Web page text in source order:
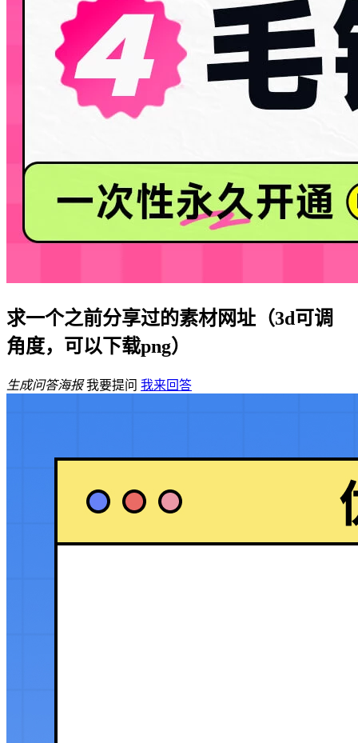
求一个之前分享过的素材网址（3d可调
角度，可以下载png）
生成问答海报 我要提问 我来回答